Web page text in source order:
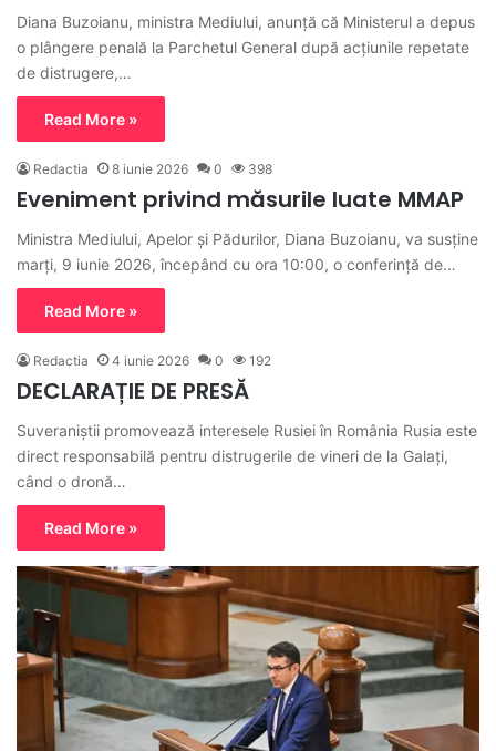
Diana Buzoianu, ministra Mediului, anunță că Ministerul a depus
o plângere penală la Parchetul General după acțiunile repetate
de distrugere,…
Read More »
Redactia 8 iunie 2026 0 398
Eveniment privind măsurile luate MMAP
Ministra Mediului, Apelor și Pădurilor, Diana Buzoianu, va susține
marți, 9 iunie 2026, începând cu ora 10:00, o conferință de…
Read More »
Redactia 4 iunie 2026 0 192
DECLARAȚIE DE PRESĂ
Suveraniștii promovează interesele Rusiei în România Rusia este
direct responsabilă pentru distrugerile de vineri de la Galați,
când o dronă…
Read More »